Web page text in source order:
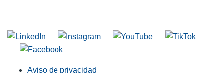
Aviso de privacidad